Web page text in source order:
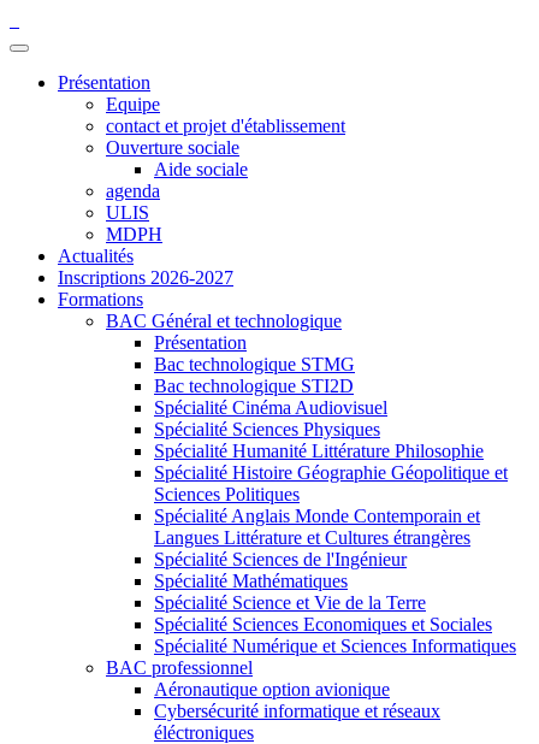
Présentation
Equipe
contact et projet d'établissement
Ouverture sociale
Aide sociale
agenda
ULIS
MDPH
Actualités
Inscriptions 2026-2027
Formations
BAC Général et technologique
Présentation
Bac technologique STMG
Bac technologique STI2D
Spécialité Cinéma Audiovisuel
Spécialité Sciences Physiques
Spécialité Humanité Littérature Philosophie
Spécialité Histoire Géographie Géopolitique et
Sciences Politiques
Spécialité Anglais Monde Contemporain et
Langues Littérature et Cultures étrangères
Spécialité Sciences de l'Ingénieur
Spécialité Mathématiques
Spécialité Science et Vie de la Terre
Spécialité Sciences Economiques et Sociales
Spécialité Numérique et Sciences Informatiques
BAC professionnel
Aéronautique option avionique
Cybersécurité informatique et réseaux
éléctroniques